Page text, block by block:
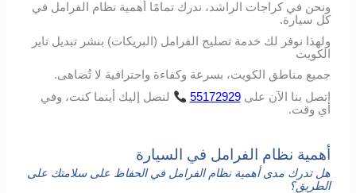
ونحن في كراجات الراشد، ندرك تمامًا أهمية نظام الفرامل في
كل سيارة.
ولهذا نوفر لك خدمة تصليح الفرامل (البريكات) بنشر تبديل تاير
الكويت
جميع مناطق الكويت، بسرعة وكفاءة واحترافية لا تُضاهى.
اتصل بنا الآن على 55172929 لنصل إليك أينما كنت، وفي
أي وقت.
أهمية نظام الفرامل في السيارة
هل تدرك مدى أهمية نظام الفرامل في الحفاظ على سلامتك على
الطريق؟